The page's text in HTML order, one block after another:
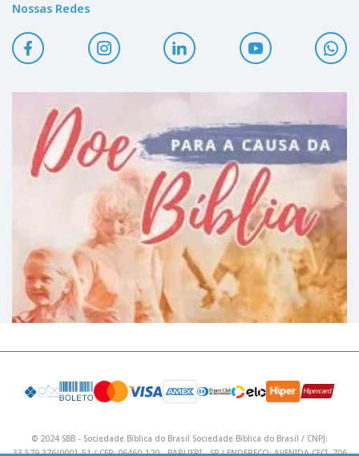
Nossas Redes
© 2024 SBB - Sociedade Bíblica do Brasil Sociedade Bíblica do Brasil / CNPJ:
33.579.376/0001-51 / CEP: 06460-120 - BARUERI - SP / ENDEREÇO: AVENIDA CECI, 706